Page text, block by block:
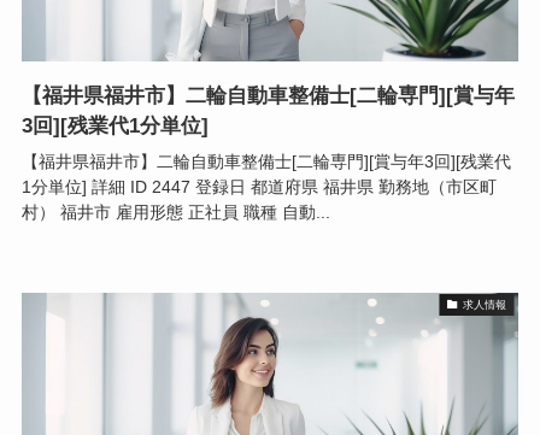
【福井県福井市】二輪自動車整備士[二輪専門][賞与年
3回][残業代1分単位]
【福井県福井市】二輪自動車整備士[二輪専門][賞与年3回][残業代
1分単位] 詳細 ID 2447 登録日 都道府県 福井県 勤務地（市区町
村） 福井市 雇用形態 正社員 職種 自動...
求人情報